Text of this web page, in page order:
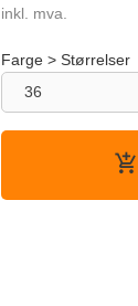
Rabatt
inkl. mva.
Farge > Størrelser